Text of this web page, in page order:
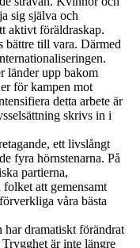
sig själva och
aktivt föräldraskap.
bättre till vara. Därmed
länder upp bakom
för kampen mot
detta arbete är
skrivs in i
ett livslångt
fyra hörnstenarna. På
partierna,
folket att gemensamt
våra bästa
dramatiskt förändrat
är inte längre